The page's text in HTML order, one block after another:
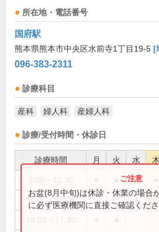
所在地・電話番号
国府駅
熊本県熊本市中央区水前寺1丁目19-5 [
096-383-2311
診療科目
産科 婦人科 産婦人科
診療/受付時間・休診日
診療時間 月 火 水 木
●
14:00～16:00 ●
お盆(8月中旬)は休診・休業の場合
に必ず医療機関に直接ご確認くださ